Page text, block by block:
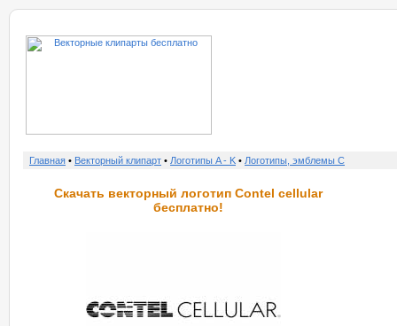
Главная • Векторный клипарт • Логотипы A - K • Логотипы, эмблемы C
Скачать векторный логотип Contel cellular
бесплатно!